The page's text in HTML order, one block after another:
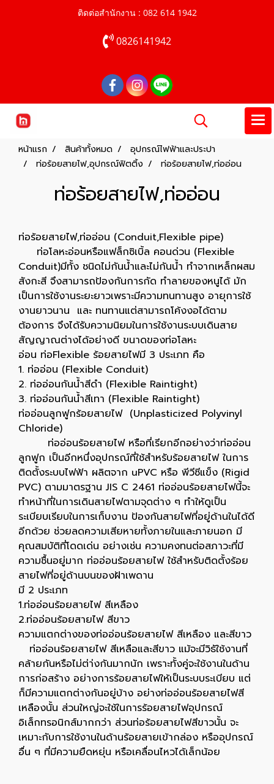
ติดต่อสำนักงาน : 082 614 1942
0826141942
หน้าแรก สินค้าทั้งหมด
อุปกรณ์ไฟฟ้าและประปา
ท่อร้อยสายไฟ,อุปกรณ์ฟิตติ้ง
ท่อร้อยสายไฟ,ท่ออ่อน
ท่อร้อยสายไฟ,ท่ออ่อน
ท่อร้อยสายไฟ,ท่ออ่อน (Conduit,Flexible pipe)
ท่อโลหะอ่อนหรือแฟล็กซิเบิ้ล คอนด่วน (Flexible
Conduit)มีทั้ง ชนิดไม่กันน้ำและไม่กันน้ำ ทำจากเหล็กผสม
สังกะสี จึงสามารถป้องกันการกัด ทำลายของหนูได้ มัก
เป็นการใช้งานระยะยาวเพราะมีความทนทานสูง อายุการใช้
งานยาวนาน และ ทนทานแต่สามารถโค้งงอได้ตาม
ต้องการ จึงได้รับความนิยมในการใช้งานระบบเดินสาย
สัญญาณต่างได้อย่างดี ขนาดของท่อโลหะ
อ่อน ท่อFlexible ร้อยสายไฟมี 3 ประเภท คือ
1. ท่ออ่อน (Flexible Conduit)
2. ท่ออ่อนกันน้ำสีดำ (Flexible Raintight)
3. ท่ออ่อนกันน้ำสีเทา (Flexible Raintight)
ท่ออ่อนลูกฟูกร้อยสายไฟ (Unplasticized Polyvinyl
Chloride)
ท่ออ่อนร้อยสายไฟ หรือที่เรียกอีกอย่างว่าท่ออ่อน
ลูกฟูก เป็นอีกหนึ่งอุปกรณ์ที่ใช้สำหรับร้อยสายไฟ ในการ
ติดตั้งระบบไฟฟ้า ผลิตจาก uPVC หรือ พีวีซีแข็ง (Rigid
PVC) ตามมาตรฐาน JIS C 2461 ท่ออ่อนร้อยสายไฟนี้จะ
ทำหน้าที่ในการเดินสายไฟตามจุดต่าง ๆ ทำให้ดูเป็น
ระเบียบเรียบในการเก็บงาน ป้องกันสายไฟที่อยู่ด้านในได้ดี
อีกด้วย ช่วยลดความเสียหายทั้งภายในและภายนอก มี
คุณสมบัติที่โดดเด่น อย่างเช่น ความคงทนต่อสภาวะที่มี
ความชื้นอยู่มาก ท่ออ่อนร้อยสายไฟ ใช้สำหรับติดตั้งร้อย
สายไฟที่อยู่ด้านบนของฝ้าเพดาน
มี 2 ประเภท
1.ท่ออ่อนร้อยสายไฟ สีเหลือง
2.ท่ออ่อนร้อยสายไฟ สีขาว
ความแตกต่างของท่ออ่อนร้อยสายไฟ สีเหลือง และสีขาว
ท่ออ่อนร้อยสายไฟ สีเหลือและสีขาว แม้จะมีวิธัใช้งานที่
คล้ายกันหรือไม่ต่า่งกันมากนัก เพราะทั้งคู่จะใช้งานในด้าน
การก่อสร้าง อย่างการร้อยสายไฟให้เป็นระบบระเบียบ แต่
ก็มีความแตกต่างกันอยู่บ้าง อย่างท่ออ่อนร้อยสายไฟสี
เหลืองนั้น ส่วนใหญ่จะใช้ในการร้อยสายไฟอุปกรณ์
อิเล็กทรอนิกส์มากกว่า ส่วนท่อร้อยสายไฟสีขาวนั้น จะ
เหมาะกับการใช้งานในด้านร้อยสายเข้ากล่อง หรืออุปกรณ์
อื่น ๆ ที่มีความยืดหยุ่น หรือเคลื่อนไหวได้เล็กน้อย